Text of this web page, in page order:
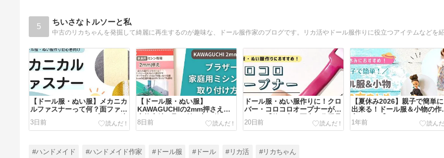
5 ちいさなトルソーと私
【ドール服・ぬい服】メカニカ
ルファスナーって何？面ファス
ナー（マジックテープ）との違
いは？どこで買える？【徹底解
説】
3日前
【ドール服・ぬい服】
KAWAGUCHIの2mm押さえの
交換方法！取り付け方と使い
方・ブラザーミシンPS205(200
シリーズ)編【徹底解説】
8日前
ドール服・ぬい服作りに！クロ
バー・コロコロオープナーがお
すすめ【使い方や写真、代用品
は？100均にある？】詳しく解
説
20日前
【夏休み2026】親子で簡単に
出来る！ドール服＆小物の作
方まとめ【ハンドメイド】
1年前
#ハンドメイド #ハンドメイド作家 #ドール服 #ドール #リカ活 #リカちゃん